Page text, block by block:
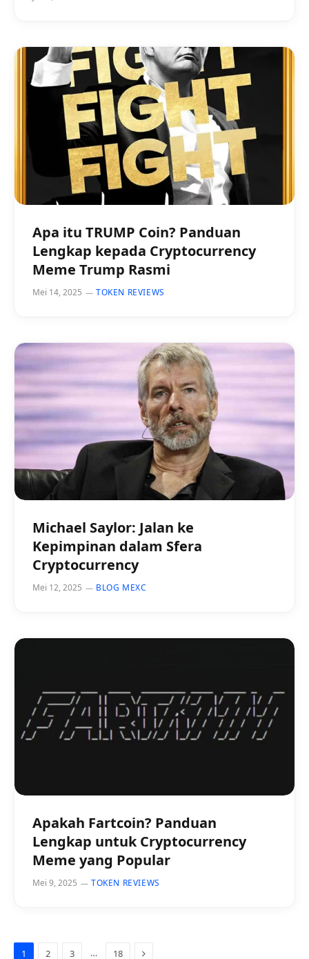
Apa itu TRUMP Coin? Panduan
Lengkap kepada Cryptocurrency
Meme Trump Rasmi
Mei 14, 2025 TOKEN REVIEWS
Michael Saylor: Jalan ke
Kepimpinan dalam Sfera
Cryptocurrency
Mei 12, 2025 BLOG MEXC
Apakah Fartcoin? Panduan
Lengkap untuk Cryptocurrency
Meme yang Popular
Mei 9, 2025 TOKEN REVIEWS
1 2 3 … 18 Next